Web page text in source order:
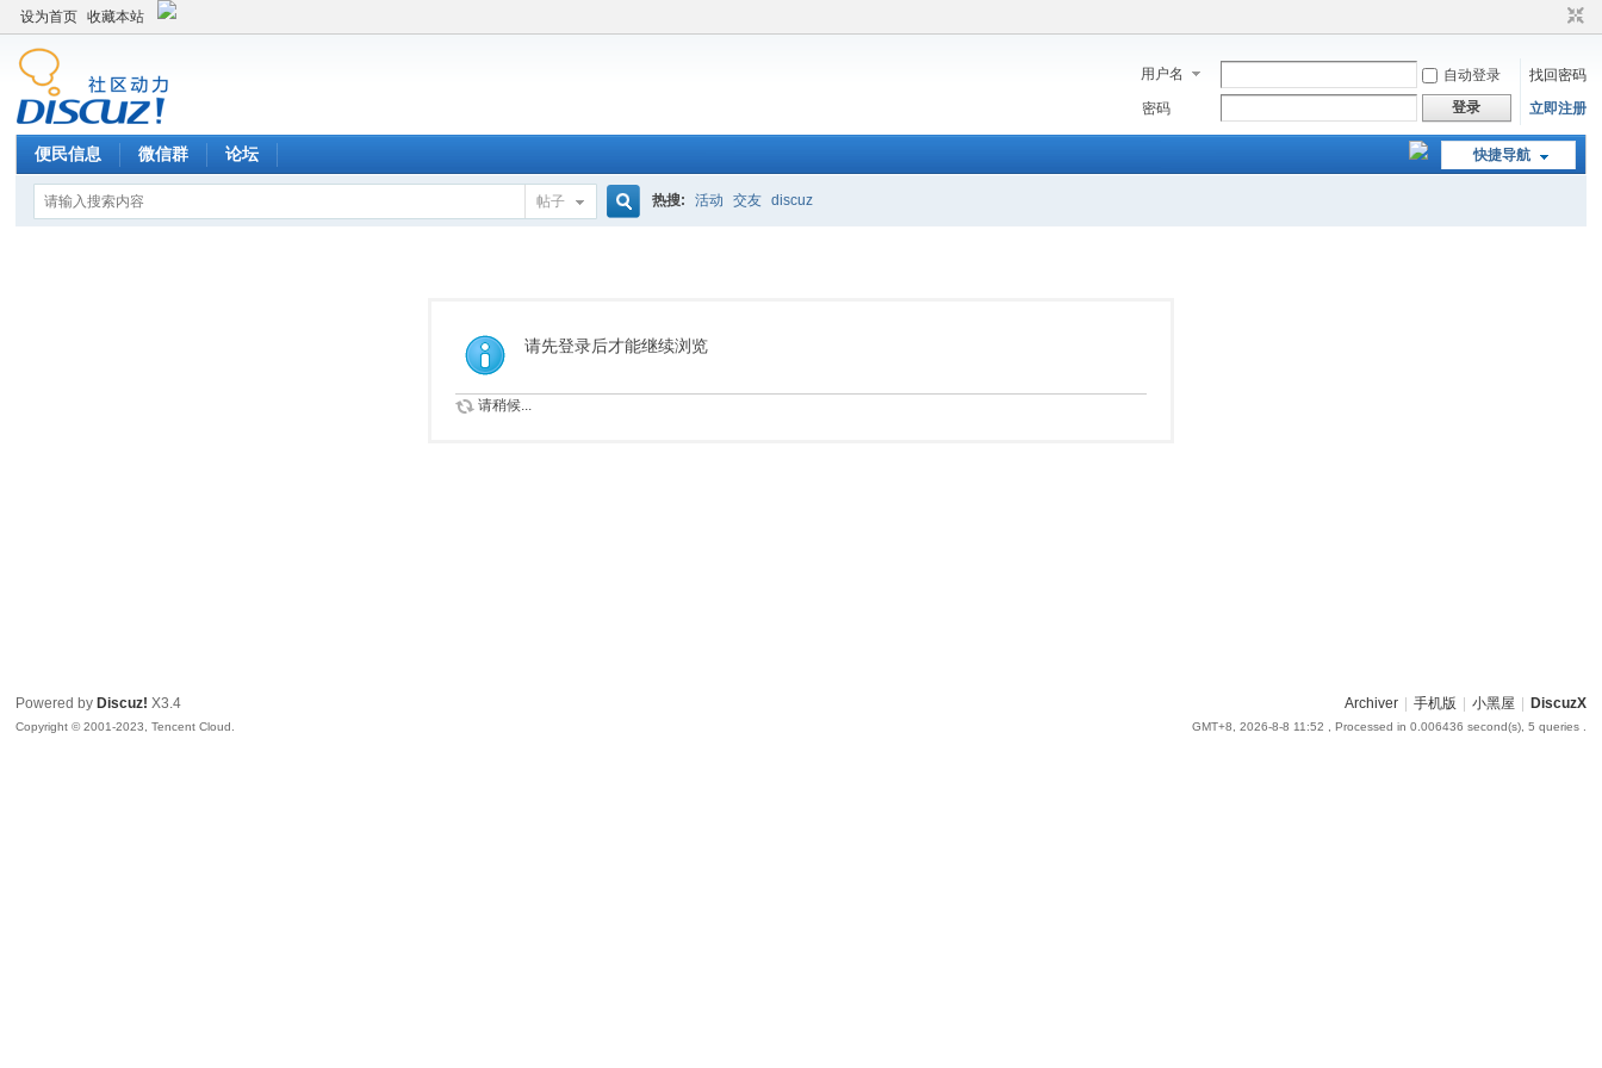
设为首页 收藏本站
用户名 自动登录
找回密码
密码
登录 立即注册
快捷导航
便民信息 微信群 论坛
帖子
索
热搜: 活动 交友 discuz
请先登录后才能继续浏览
请稍候...
Archiver 手机版 小黑屋 DiscuzX
GMT+8, 2026-8-8 11:52 , Processed in 0.006436 second(s), 5 queries .
Powered by Discuz! X3.4
Copyright © 2001-2023, Tencent Cloud.